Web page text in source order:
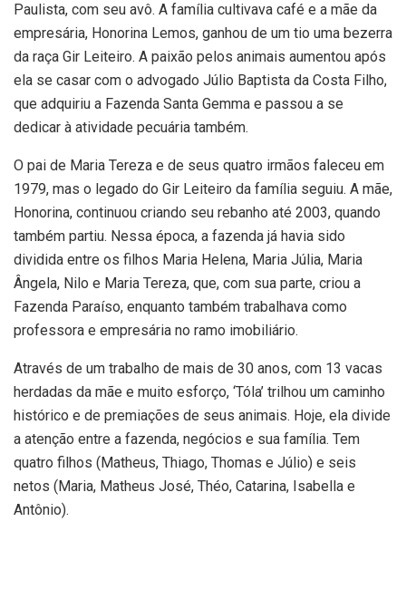
Paulista, com seu avô. A família cultivava café e a mãe da
empresária, Honorina Lemos, ganhou de um tio uma bezerra
da raça Gir Leiteiro. A paixão pelos animais aumentou após
ela se casar com o advogado Júlio Baptista da Costa Filho,
que adquiriu a Fazenda Santa Gemma e passou a se
dedicar à atividade pecuária também.
O pai de Maria Tereza e de seus quatro irmãos faleceu em
1979, mas o legado do Gir Leiteiro da família seguiu. A mãe,
Honorina, continuou criando seu rebanho até 2003, quando
também partiu. Nessa época, a fazenda já havia sido
dividida entre os filhos Maria Helena, Maria Júlia, Maria
Ângela, Nilo e Maria Tereza, que, com sua parte, criou a
Fazenda Paraíso, enquanto também trabalhava como
professora e empresária no ramo imobiliário.
Através de um trabalho de mais de 30 anos, com 13 vacas
herdadas da mãe e muito esforço, ‘Tóla’ trilhou um caminho
histórico e de premiações de seus animais. Hoje, ela divide
a atenção entre a fazenda, negócios e sua família. Tem
quatro filhos (Matheus, Thiago, Thomas e Júlio) e seis
netos (Maria, Matheus José, Théo, Catarina, Isabella e
Antônio).